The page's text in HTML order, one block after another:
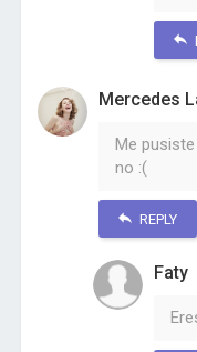
Mercedes
Me
no :(
REPLY
Faty